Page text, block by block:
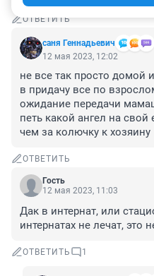
ОТВЕТИТЬ
саня Геннадьевич
12 мая 2023, 12:02
не все так просто домой
в придачу все по
ожидание передачи
петь какой ангел на
чем за колючку к хозяину
ОТВЕТИТЬ
Гость
12 мая 2023, 11:03
Дак в интернат, или
интернатах не лечат, это
ОТВЕТИТЬ 1